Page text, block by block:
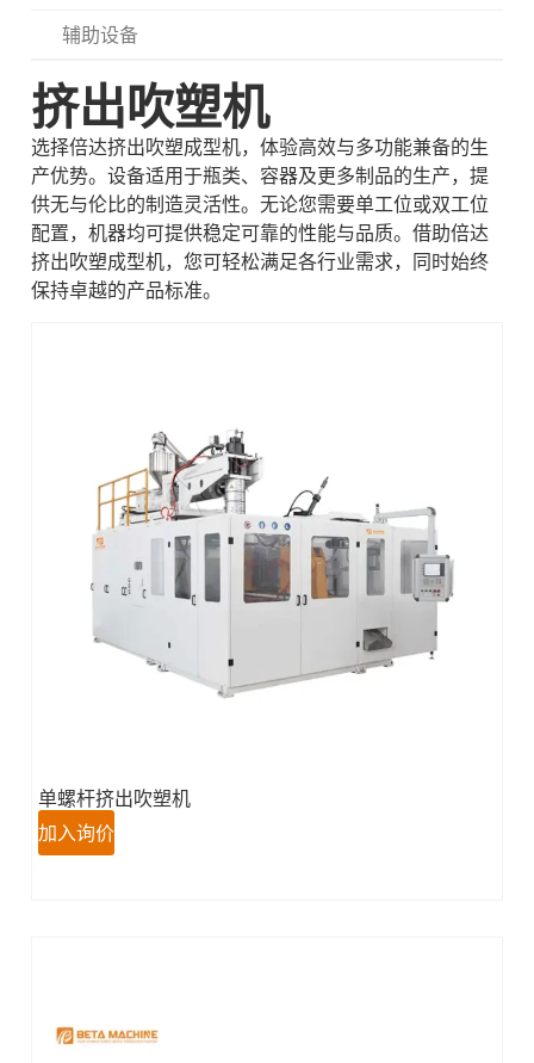
辅助设备
挤出吹塑机
选择倍达挤出吹塑成型机，体验高效与多功能兼备的生
产优势。设备适用于瓶类、容器及更多制品的生产，提
供无与伦比的制造灵活性。无论您需要单工位或双工位
配置，机器均可提供稳定可靠的性能与品质。借助倍达
挤出吹塑成型机，您可轻松满足各行业需求，同时始终
保持卓越的产品标准。
单螺杆挤出吹塑机
加入询价